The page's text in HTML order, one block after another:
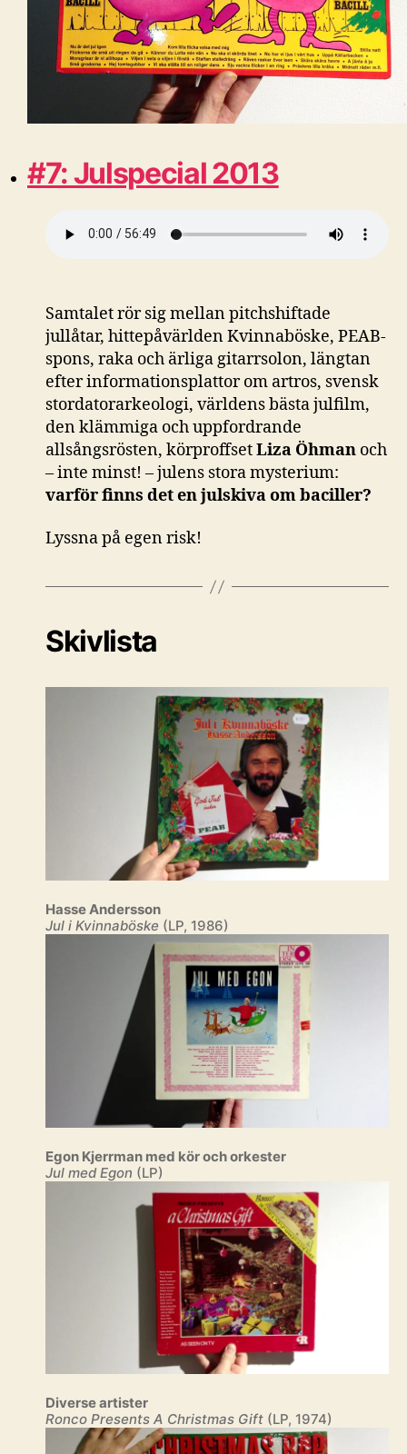
#7: Julspecial 2013
Samtalet rör sig mellan pitchshiftade
jullåtar, hittepåvärlden Kvinnaböske, PEAB-
spons, raka och ärliga gitarrsolon, längtan
efter informationsplattor om artros, svensk
stordatorarkeologi, världens bästa julfilm,
den klämmiga och uppfordrande
allsångsrösten, körproffsetLiza Öhman och
– inte minst! – julens stora mysterium:
varför finns det en julskiva om baciller?
Lyssna på egen risk!
Skivlista
Hasse Andersson
Jul i Kvinnaböske (LP, 1986)
Egon Kjerrman med kör och orkester
Jul med Egon (LP)
Diverse artister
Ronco Presents A Christmas Gift (LP, 1974)